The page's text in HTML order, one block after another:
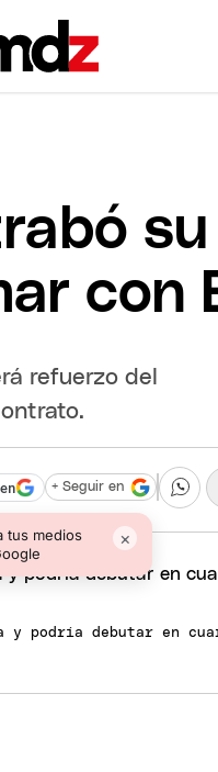
con
refuerzo del
tus medios
×
+ Seguir en
y podría debutar en